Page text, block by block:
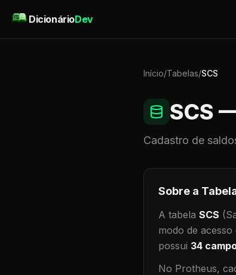
DicionárioDev
Início/Tabelas/SCS
SCS
Cadastro de
Sobre a
A tabela SCS
modo de acesso
possui 34
No Protheus,